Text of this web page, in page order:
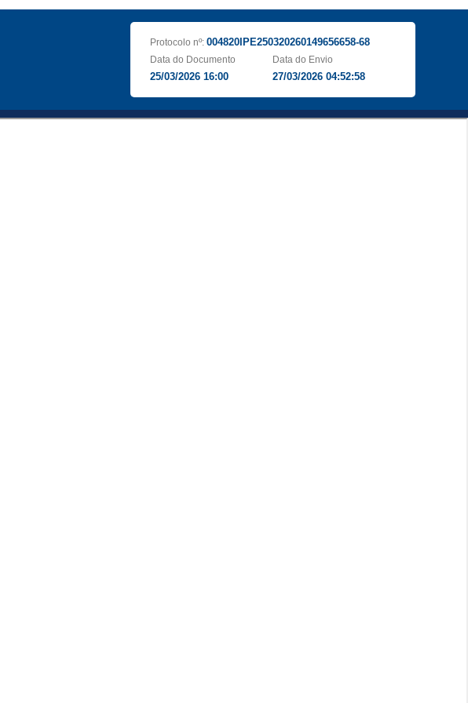
Protocolo nº: 004820IPE250320260149656658-68
Data do Documento
25/03/2026 16:00
Data do Envio
27/03/2026 04:52:58